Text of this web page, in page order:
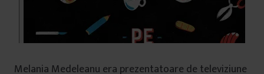
Melania Medeleanu era prezentatoare de televiziune